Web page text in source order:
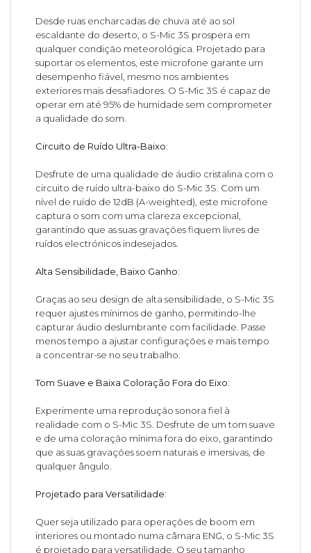
Desde ruas encharcadas de chuva até ao sol
escaldante do deserto, o S-Mic 3S prospera em
qualquer condição meteorológica. Projetado para
suportar os elementos, este microfone garante um
desempenho fiável, mesmo nos ambientes
exteriores mais desafiadores. O S-Mic 3S é capaz de
operar em até 95% de humidade sem comprometer
a qualidade do som.
Circuito de Ruído Ultra-Baixo:
Desfrute de uma qualidade de áudio cristalina com o
circuito de ruído ultra-baixo do S-Mic 3S. Com um
nível de ruído de 12dB (A-weighted), este microfone
captura o som com uma clareza excepcional,
garantindo que as suas gravações fiquem livres de
ruídos electrónicos indesejados.
Alta Sensibilidade, Baixo Ganho:
Graças ao seu design de alta sensibilidade, o S-Mic 3S
requer ajustes mínimos de ganho, permitindo-lhe
capturar áudio deslumbrante com facilidade. Passe
menos tempo a ajustar configurações e mais tempo
a concentrar-se no seu trabalho.
Tom Suave e Baixa Coloração Fora do Eixo:
Experimente uma reprodução sonora fiel à
realidade com o S-Mic 3S. Desfrute de um tom suave
e de uma coloração mínima fora do eixo, garantindo
que as suas gravações soem naturais e imersivas, de
qualquer ângulo.
Projetado para Versatilidade:
Quer seja utilizado para operações de boom em
interiores ou montado numa câmara ENG, o S-Mic 3S
é projetado para versatilidade. O seu tamanho